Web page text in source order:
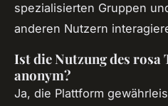
spezialisierten Gruppen
anderen Nutzern
Ist die Nutzung des
anonym?
Ja, die Plattform